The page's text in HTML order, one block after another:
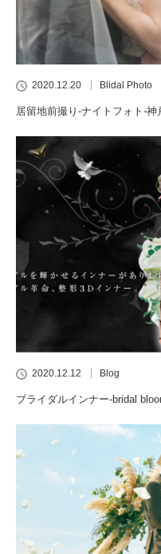
2020.12.20 Blidal Photo
居留地前撮り-ナイトフォト-神
2020.12.12 Blog
ブライダルインナー-bridal